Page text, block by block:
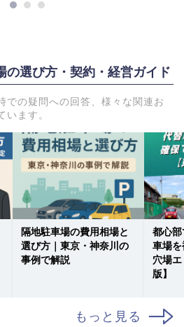
の選び方・契約・経営ガイド
での疑問への回答、様々な関連お
います。
隔地駐車場の費用相場と
選び方｜東京・神奈川の
事例で解説
都心
車場
穴場
版】
もっと見る